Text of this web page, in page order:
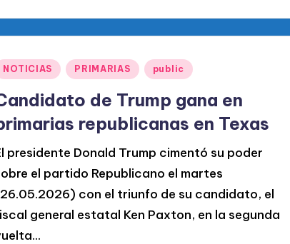
NOTICIAS PRIMARIAS public
de Trump gana en
republicanas en Texas
presidente Donald Trump cimentó su poder
el partido Republicano el martes
con el triunfo de su candidato, el
general estatal Ken Paxton, en la segunda